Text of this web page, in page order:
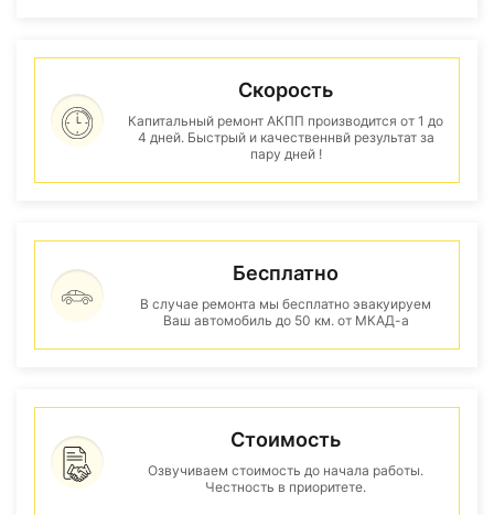
Скорость
Капитальный ремонт АКПП производится от 1 до
4 дней. Быстрый и качественнвй результат за
пару дней !
Бесплатно
В случае ремонта мы бесплатно эвакуируем
Ваш автомобиль до 50 км. от МКАД-а
Стоимость
Озвучиваем стоимость до начала работы.
Честность в приоритете.